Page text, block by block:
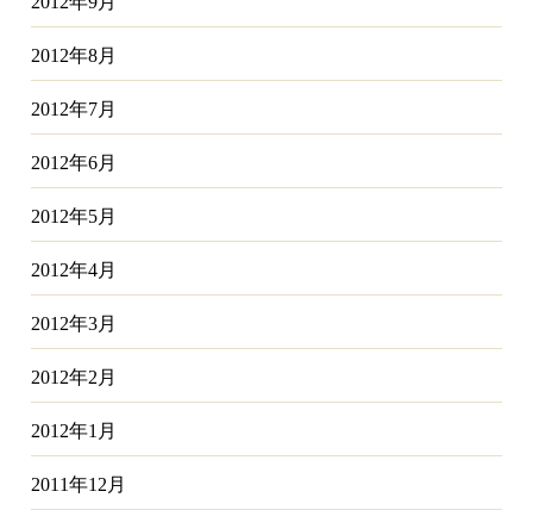
2012年8月
2012年7月
2012年6月
2012年5月
2012年4月
2012年3月
2012年2月
2012年1月
2011年12月